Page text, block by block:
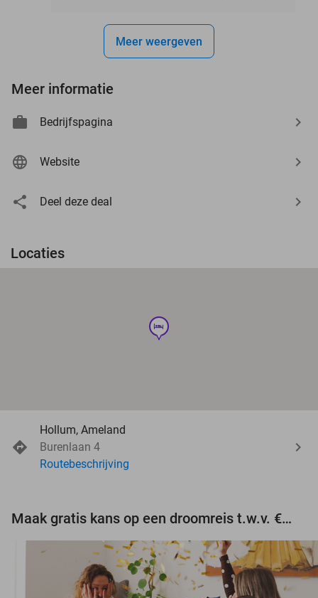
Meer weergeven
Meer informatie
Bedrijfspagina
Website
Deel deze deal
Locaties
hotel
Hollum, Ameland
Burenlaan 4
Routebeschrijving
Maak gratis kans op een droomreis t.w.v. €3.000!